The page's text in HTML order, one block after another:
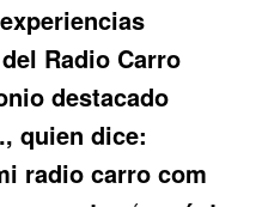
Radio Carro
destacado
quien dice:
radio carro com